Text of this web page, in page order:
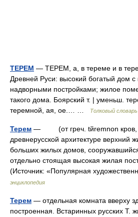
ТЕРЕМ — ТЕРЕМ, а, в тереме и в
Древней Руси: высокий богатый дом
надворными постройками; жилое
такого дома. Боярский т. | уменьш.
теремной, ая, ое.… …
Толковый
Терем — (от греч. tйremnon кров,
древнерусской архитектуре верхний
больших жилых домов,
отдельно стоящая высокая жилая
(Источник: «Популярная
энциклопедия
Терем — отдельная комната вверху
построенная. Встаринных русских Т.